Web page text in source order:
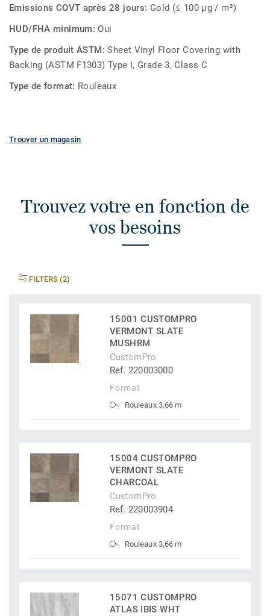
Emissions COVT après 28 jours: Gold (≤ 100 µg / m³)
HUD/FHA minimum:Oui
Type de produit ASTM:Sheet Vinyl Floor Covering with
Backing (ASTM F1303) Type I, Grade 3, Class C
Type de format: Rouleaux
Trouver un magasin
Trouvez votre en fonction de
vos besoins
FILTERS (2)
15001 CUSTOMPRO
VERMONT SLATE
MUSHRM
CustomPro
Ref. 220003000
Format
Rouleaux 3,66 m
15004 CUSTOMPRO
VERMONT SLATE
CHARCOAL
CustomPro
Ref. 220003904
Format
Rouleaux 3,66 m
15071 CUSTOMPRO
ATLAS IBIS WHT